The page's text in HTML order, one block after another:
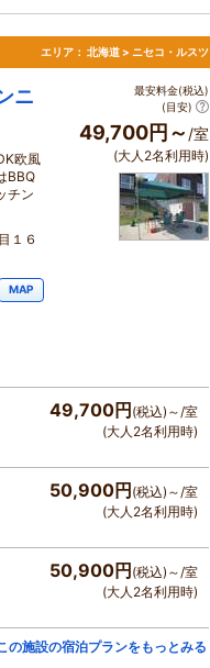
エリア： 北海道 > ニセコ・ルスツ
ニ
欧風
BBQ
チン
１６
MAP
最安料金(税込)
(目安)
49,700円～ /室
(大人2名利用時)
49,700円 (税込)～/室
(大人2名利用時)
50,900円 (税込)～/室
(大人2名利用時)
50,900円 (税込)～/室
(大人2名利用時)
の施設の宿泊プランをもっとみる